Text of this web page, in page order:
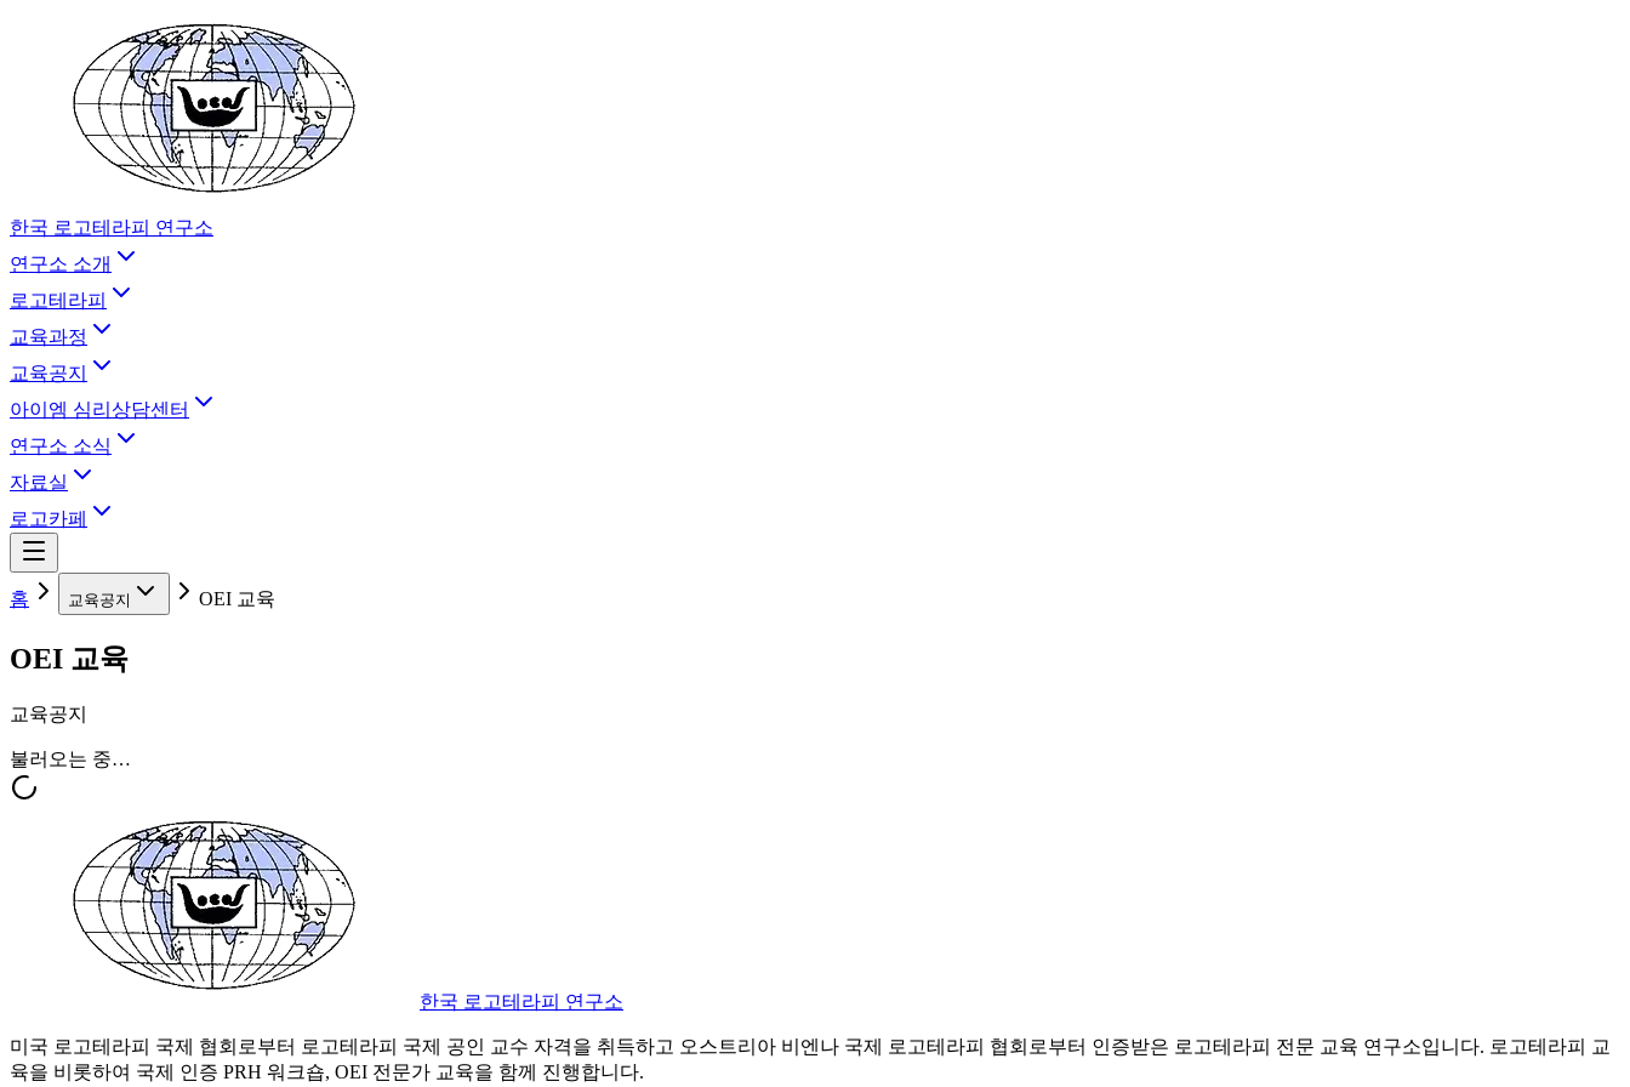
한국 로고테라피 연구소
연구소 소개
로고테라피
교육과정
교육공지
아이엠 심리상담센터
연구소 소식
자료실
로고카페
홈 교육공지 OEI 교육
OEI 교육
교육공지
불러오는 중…
한국 로고테라피 연구소
미국 로고테라피 국제 협회로부터 로고테라피 국제 공인 교수 자격을 취득하고 오스트리아 비엔나 국제 로고테라피 협회로부터 인증받은 로고테라피 전문 교육 연구소입니다. 로고테라피 교
육을 비롯하여 국제 인증 PRH 워크숍, OEI 전문가 교육을 함께 진행합니다.